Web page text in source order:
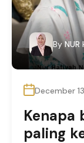
By NUR
December
Kenapa
paling